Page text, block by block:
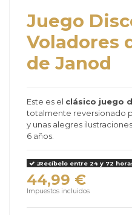
Juego
Voladores
de Janod
Este es el clásico juego
totalmente reversionado
y unas alegres
6 años.
¡Recíbelo entre 24 y 72
44,99 €
Impuestos incluidos